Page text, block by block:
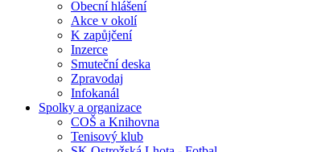
Obecní hlášení
Akce v okolí
K zapůjčení
Inzerce
Smuteční deska
Zpravodaj
Infokanál
Spolky a organizace
COŠ a Knihovna
Tenisový klub